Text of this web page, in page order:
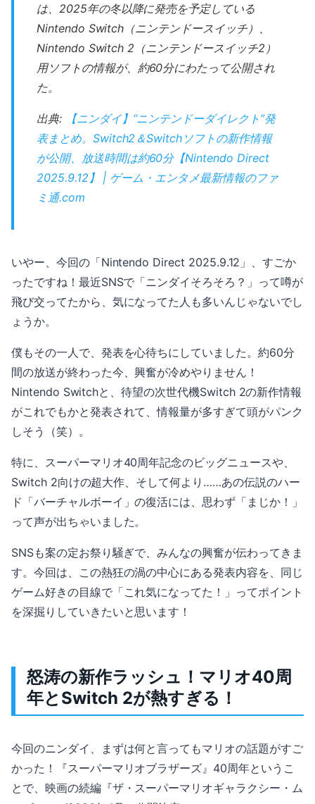
は、2025年の冬以降に発売を予定している
Nintendo Switch（ニンテンドースイッチ）、
Nintendo Switch 2（ニンテンドースイッチ2）
用ソフトの情報が、約60分にわたって公開され
た。
出典:
【ニンダイ】“ニンテンドーダイレクト”発
表まとめ。Switch2＆Switchソフトの新作情報
が公開、放送時間は約60分【Nintendo Direct
2025.9.12】 | ゲーム・エンタメ最新情報のファ
ミ通.com
いやー、今回の「Nintendo Direct 2025.9.12」、すごか
ったですね！最近SNSで「ニンダイそろそろ？」って噂が
飛び交ってたから、気になってた人も多いんじゃないでし
ょうか。
僕もその一人で、発表を心待ちにしていました。約60分
間の放送が終わった今、興奮が冷めやりません！
Nintendo Switchと、待望の次世代機Switch 2の新作情報
がこれでもかと発表されて、情報量が多すぎて頭がパンク
しそう（笑）。
特に、スーパーマリオ40周年記念のビッグニュースや、
Switch 2向けの超大作、そして何より……あの伝説のハー
ド「バーチャルボーイ」の復活には、思わず「まじか！」
って声が出ちゃいました。
SNSも案の定お祭り騒ぎで、みんなの興奮が伝わってきま
す。今回は、この熱狂の渦の中心にある発表内容を、同じ
ゲーム好きの目線で「これ気になってた！」ってポイント
を深掘りしていきたいと思います！
怒涛の新作ラッシュ！マリオ40周
年とSwitch 2が熱すぎる！
今回のニンダイ、まずは何と言ってもマリオの話題がすご
かった！『スーパーマリオブラザーズ』40周年というこ
とで、映画の続編『ザ・スーパーマリオギャラクシー・ム